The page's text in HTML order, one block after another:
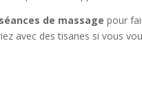
séances de massage pour
avec des tisanes si vous